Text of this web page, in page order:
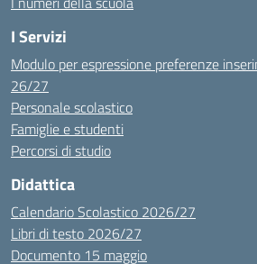
I Servizi
Modulo per espressione preferenze
26/27
Personale scolastico
Famiglie e studenti
Percorsi di studio
Didattica
Calendario Scolastico 2026/27
Libri di testo 2026/27
Documento 15 maggio